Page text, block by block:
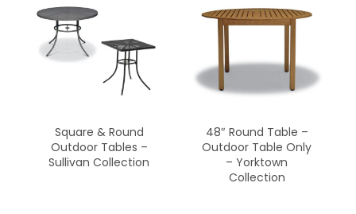
Square & Round
Outdoor Tables –
Sullivan Collection
48″ Round Table –
Outdoor Table Only
– Yorktown
Collection